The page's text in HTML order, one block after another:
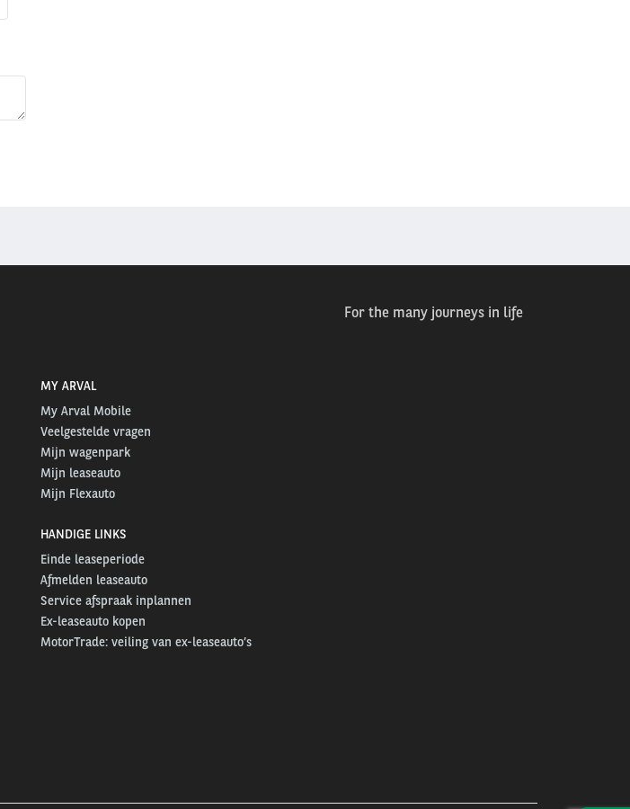
For the many journeys in life
MY ARVAL
My Arval Mobile
Veelgestelde vragen
Mijn wagenpark
Mijn leaseauto
Mijn Flexauto
HANDIGE LINKS
Einde leaseperiode
Afmelden leaseauto
Service afspraak inplannen
Ex-leaseauto kopen
MotorTrade: veiling van ex-leaseauto’s